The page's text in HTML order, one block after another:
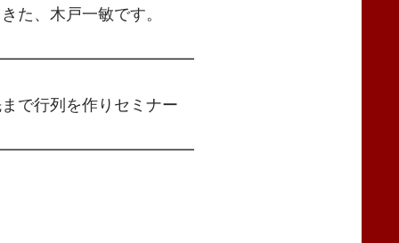
、木戸一敏です。
行列を作りセミナー